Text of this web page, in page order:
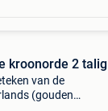
kroonorde 2 talig
van de
(gouden